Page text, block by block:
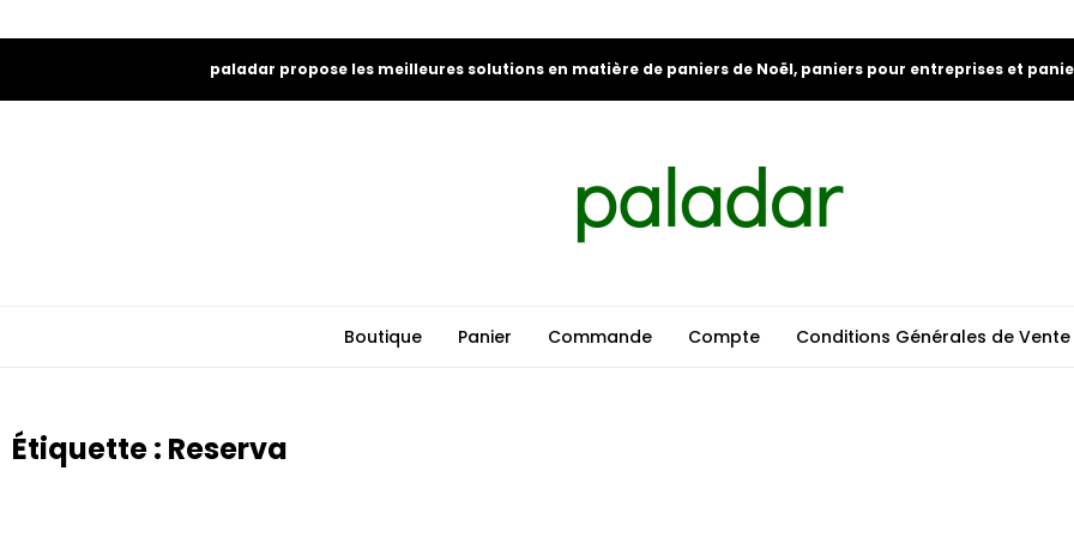
paladar propose les meilleures solutions en matière de paniers de Noël, paniers pour entreprises et
Boutique Panier Commande Compte Conditions Générales de Vente
Étiquette : Reserva